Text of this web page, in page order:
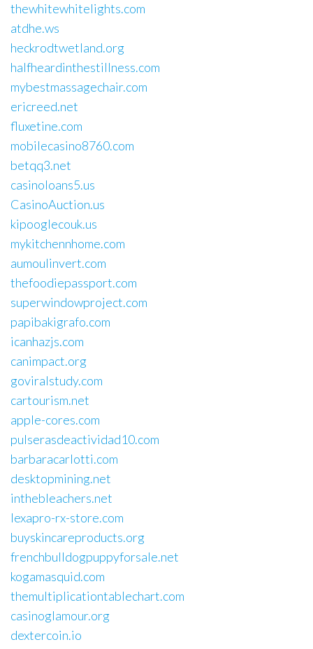
thewhitewhitelights.com
atdhe.ws
heckrodtwetland.org
halfheardinthestillness.com
mybestmassagechair.com
ericreed.net
fluxetine.com
mobilecasino8760.com
betqq3.net
casinoloans5.us
CasinoAuction.us
kipooglecouk.us
mykitchennhome.com
aumoulinvert.com
thefoodiepassport.com
superwindowproject.com
papibakigrafo.com
icanhazjs.com
canimpact.org
goviralstudy.com
cartourism.net
apple-cores.com
pulserasdeactividad10.com
barbaracarlotti.com
desktopmining.net
inthebleachers.net
lexapro-rx-store.com
buyskincareproducts.org
frenchbulldogpuppyforsale.net
kogamasquid.com
themultiplicationtablechart.com
casinoglamour.org
dextercoin.io